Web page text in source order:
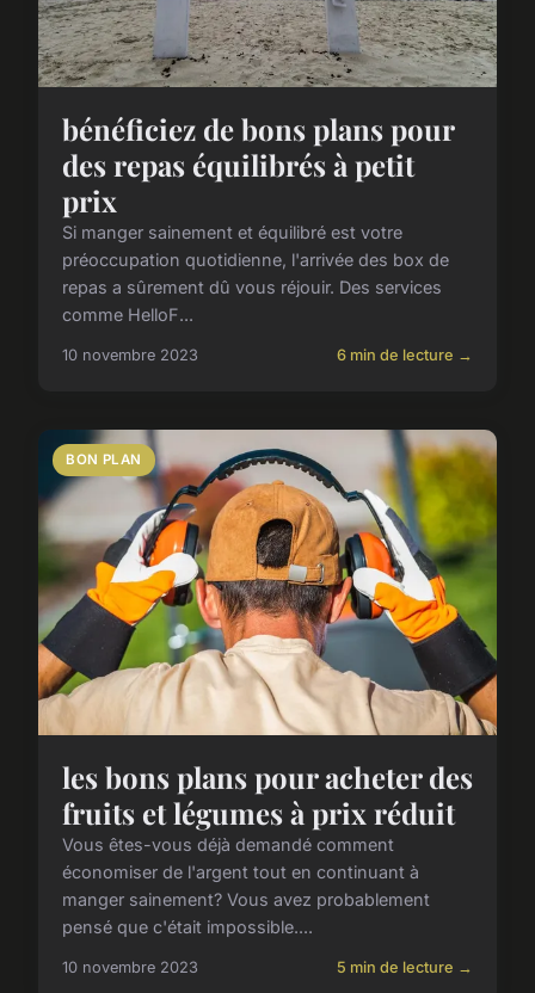
bénéficiez de bons plans pour
des repas équilibrés à petit
prix
Si manger sainement et équilibré est votre
préoccupation quotidienne, l'arrivée des box de
repas a sûrement dû vous réjouir. Des services
comme HelloF...
10 novembre 2023 6 min de lecture →
BON PLAN
les bons plans pour acheter des
fruits et légumes à prix réduit
Vous êtes-vous déjà demandé comment
économiser de l'argent tout en continuant à
manger sainement? Vous avez probablement
pensé que c'était impossible....
10 novembre 2023 5 min de lecture →